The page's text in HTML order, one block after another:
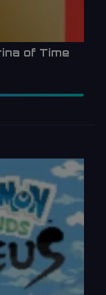
of Time